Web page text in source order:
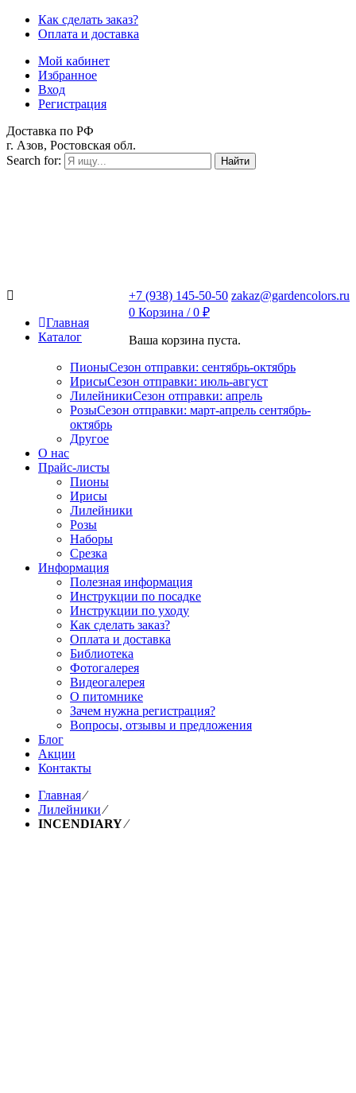
Как сделать заказ?
Оплата и доставка
Мой кабинет
Избранное
Вход
Регистрация
Доставка по РФ
г. Азов, Ростовская обл.
Search for:
Найти
+7 (938) 145-50-50 zakaz@gardencolors.ru
0 Корзина /0 ₽
Ваша корзина пуста.
Главная
Каталог
ПионыСезон отправки: сентябрь-октябрь
ИрисыСезон отправки: июль-август
ЛилейникиСезон отправки: апрель
РозыСезон отправки: март-апрель сентябрь-
октябрь
Другое
О нас
Прайс-листы
Пионы
Ирисы
Лилейники
Розы
Наборы
Срезка
Информация
Полезная информация
Инструкции по посадке
Инструкции по уходу
Как сделать заказ?
Оплата и доставка
Библиотека
Фотогалерея
Видеогалерея
О питомнике
Зачем нужна регистрация?
Вопросы, отзывы и предложения
Блог
Акции
Контакты
Главная⁄
Лилейники⁄
INCENDIARY⁄